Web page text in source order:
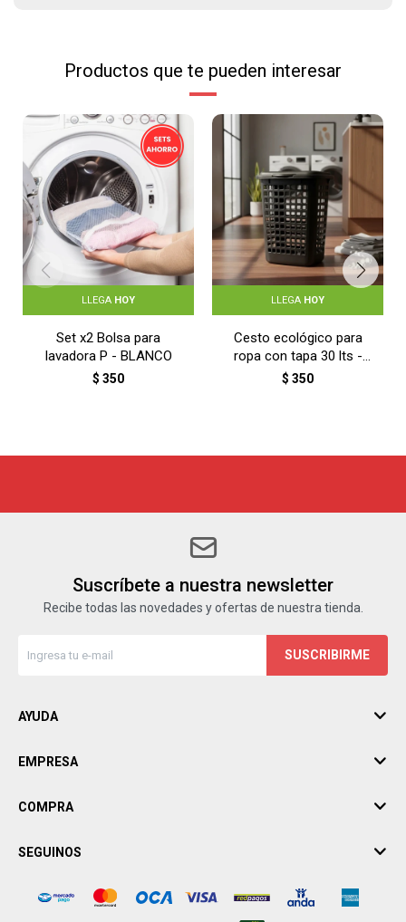
Productos que te pueden interesar
LLEGA HOY
Set x2 Bolsa para
lavadora P - BLANCO
$ 350
LLEGA HOY
Cesto ecológico para
ropa con tapa 30 lts -
NEGRO
$ 350
Suscríbete a nuestra newsletter
Recibe todas las novedades y ofertas de nuestra tienda.
SUSCRIBIRME
AYUDA
EMPRESA
COMPRA
SEGUINOS